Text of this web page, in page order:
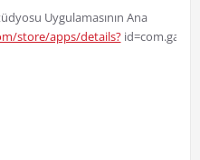
Uygulamasının Ana
store/apps/details?